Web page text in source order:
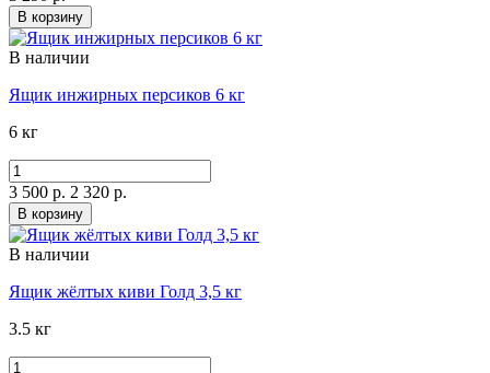
В корзину
В наличии
Ящик инжирных персиков 6 кг
6 кг
3 500 р. 2 320 р.
В корзину
В наличии
Ящик жёлтых киви Голд 3,5 кг
3.5 кг